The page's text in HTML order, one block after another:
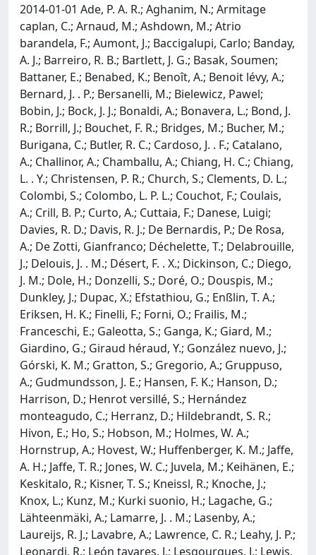
2014-01-01 Ade, P. A. R.; Aghanim, N.; Armitage
caplan, C.; Arnaud, M.; Ashdown, M.; Atrio
barandela, F.; Aumont, J.; Baccigalupi, Carlo; Banday,
A. J.; Barreiro, R. B.; Bartlett, J. G.; Basak, Soumen;
Battaner, E.; Benabed, K.; Benoît, A.; Benoit lévy, A.;
Bernard, J. . P.; Bersanelli, M.; Bielewicz, Pawel;
Bobin, J.; Bock, J. J.; Bonaldi, A.; Bonavera, L.; Bond, J.
R.; Borrill, J.; Bouchet, F. R.; Bridges, M.; Bucher, M.;
Burigana, C.; Butler, R. C.; Cardoso, J. . F.; Catalano,
A.; Challinor, A.; Chamballu, A.; Chiang, H. C.; Chiang,
L. . Y.; Christensen, P. R.; Church, S.; Clements, D. L.;
Colombi, S.; Colombo, L. P. L.; Couchot, F.; Coulais,
A.; Crill, B. P.; Curto, A.; Cuttaia, F.; Danese, Luigi;
Davies, R. D.; Davis, R. J.; De Bernardis, P.; De Rosa,
A.; De Zotti, Gianfranco; Déchelette, T.; Delabrouille,
J.; Delouis, J. . M.; Désert, F. . X.; Dickinson, C.; Diego,
J. M.; Dole, H.; Donzelli, S.; Doré, O.; Douspis, M.;
Dunkley, J.; Dupac, X.; Efstathiou, G.; Enßlin, T. A.;
Eriksen, H. K.; Finelli, F.; Forni, O.; Frailis, M.;
Franceschi, E.; Galeotta, S.; Ganga, K.; Giard, M.;
Giardino, G.; Giraud héraud, Y.; González nuevo, J.;
Górski, K. M.; Gratton, S.; Gregorio, A.; Gruppuso,
A.; Gudmundsson, J. E.; Hansen, F. K.; Hanson, D.;
Harrison, D.; Henrot versillé, S.; Hernández
monteagudo, C.; Herranz, D.; Hildebrandt, S. R.;
Hivon, E.; Ho, S.; Hobson, M.; Holmes, W. A.;
Hornstrup, A.; Hovest, W.; Huffenberger, K. M.; Jaffe,
A. H.; Jaffe, T. R.; Jones, W. C.; Juvela, M.; Keihänen, E.;
Keskitalo, R.; Kisner, T. S.; Kneissl, R.; Knoche, J.;
Knox, L.; Kunz, M.; Kurki suonio, H.; Lagache, G.;
Lähteenmäki, A.; Lamarre, J. . M.; Lasenby, A.;
Laureijs, R. J.; Lavabre, A.; Lawrence, C. R.; Leahy, J. P.;
Leonardi, R.; León tavares, J.; Lesgourgues, J.; Lewis,